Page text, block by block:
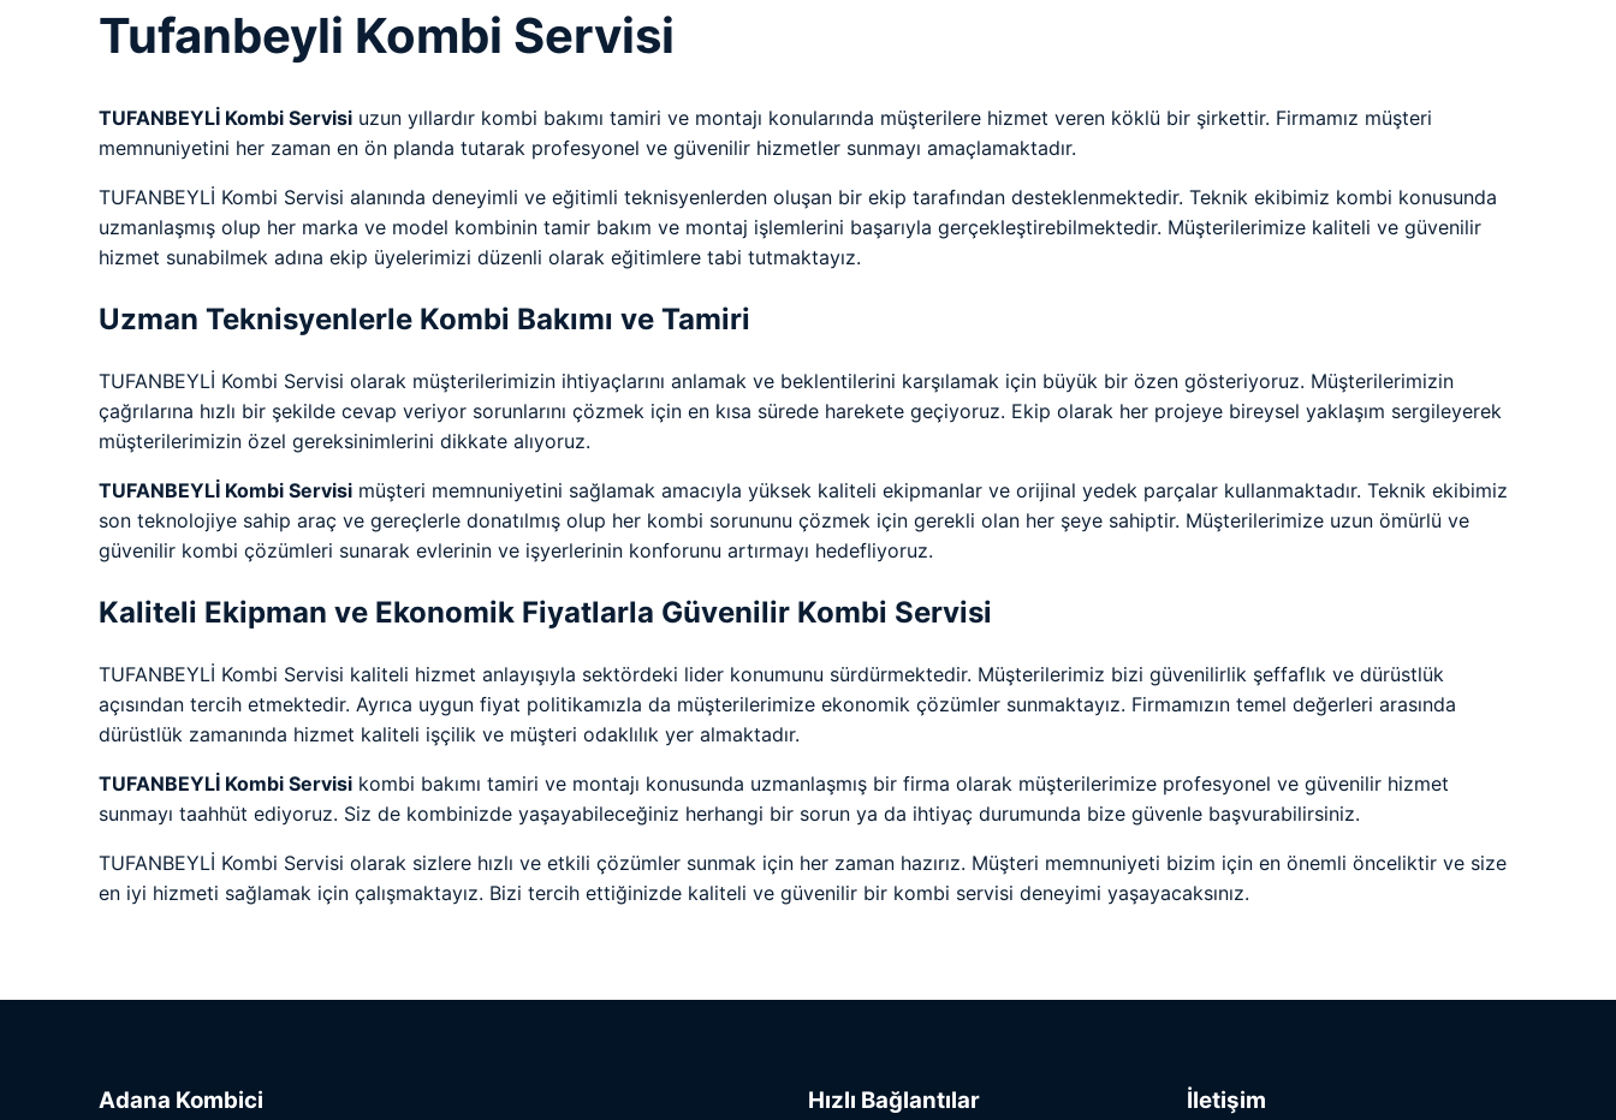
Tufanbeyli Kombi Servisi
TUFANBEYLİ Kombi Servisi uzun yıllardır kombi bakımı tamiri ve montajı konularında müşterilere hizmet veren köklü bir şirkettir. Firmamız müşteri
memnuniyetini her zaman en ön planda tutarak profesyonel ve güvenilir hizmetler sunmayı amaçlamaktadır.
TUFANBEYLİ Kombi Servisi alanında deneyimli ve eğitimli teknisyenlerden oluşan bir ekip tarafından desteklenmektedir. Teknik ekibimiz kombi konusunda
uzmanlaşmış olup her marka ve model kombinin tamir bakım ve montaj işlemlerini başarıyla gerçekleştirebilmektedir. Müşterilerimize kaliteli ve güvenilir
hizmet sunabilmek adına ekip üyelerimizi düzenli olarak eğitimlere tabi tutmaktayız.
Uzman Teknisyenlerle Kombi Bakımı ve Tamiri
TUFANBEYLİ Kombi Servisi olarak müşterilerimizin ihtiyaçlarını anlamak ve beklentilerini karşılamak için büyük bir özen gösteriyoruz. Müşterilerimizin
çağrılarına hızlı bir şekilde cevap veriyor sorunlarını çözmek için en kısa sürede harekete geçiyoruz. Ekip olarak her projeye bireysel yaklaşım sergileyerek
müşterilerimizin özel gereksinimlerini dikkate alıyoruz.
TUFANBEYLİ Kombi Servisi müşteri memnuniyetini sağlamak amacıyla yüksek kaliteli ekipmanlar ve orijinal yedek parçalar kullanmaktadır. Teknik ekibimiz
son teknolojiye sahip araç ve gereçlerle donatılmış olup her kombi sorununu çözmek için gerekli olan her şeye sahiptir. Müşterilerimize uzun ömürlü ve
güvenilir kombi çözümleri sunarak evlerinin ve işyerlerinin konforunu artırmayı hedefliyoruz.
Kaliteli Ekipman ve Ekonomik Fiyatlarla Güvenilir Kombi Servisi
TUFANBEYLİ Kombi Servisi kaliteli hizmet anlayışıyla sektördeki lider konumunu sürdürmektedir. Müşterilerimiz bizi güvenilirlik şeffaflık ve dürüstlük
açısından tercih etmektedir. Ayrıca uygun fiyat politikamızla da müşterilerimize ekonomik çözümler sunmaktayız. Firmamızın temel değerleri arasında
dürüstlük zamanında hizmet kaliteli işçilik ve müşteri odaklılık yer almaktadır.
TUFANBEYLİ Kombi Servisi kombi bakımı tamiri ve montajı konusunda uzmanlaşmış bir firma olarak müşterilerimize profesyonel ve güvenilir hizmet
sunmayı taahhüt ediyoruz. Siz de kombinizde yaşayabileceğiniz herhangi bir sorun ya da ihtiyaç durumunda bize güvenle başvurabilirsiniz.
TUFANBEYLİ Kombi Servisi olarak sizlere hızlı ve etkili çözümler sunmak için her zaman hazırız. Müşteri memnuniyeti bizim için en önemli önceliktir ve size
en iyi hizmeti sağlamak için çalışmaktayız. Bizi tercih ettiğinizde kaliteli ve güvenilir bir kombi servisi deneyimi yaşayacaksınız.
Adana Kombici Hızlı Bağlantılar İletişim